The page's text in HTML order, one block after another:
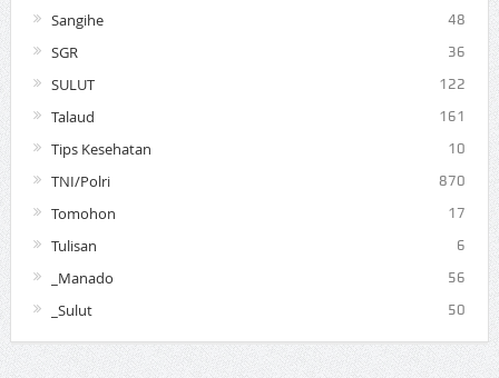
Sangihe 48
SGR 36
SULUT 122
Talaud 161
Tips Kesehatan 10
TNI/Polri 870
Tomohon 17
Tulisan 6
_Manado 56
_Sulut 50